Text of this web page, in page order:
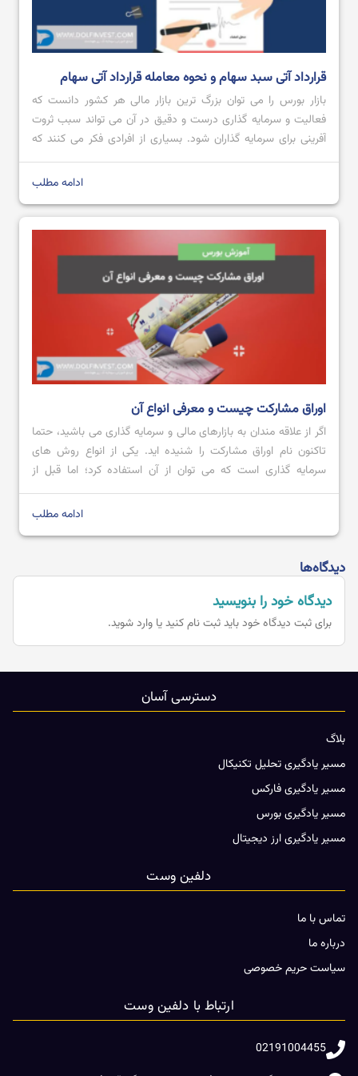
قرارداد آتی سبد سهام و نحوه معامله قرارداد آتی سهام
بازار بورس را می توان بزرگ ترین بازار مالی هر کشور دانست که
فعالیت و سرمایه گذاری درست و دقیق در آن می تواند سبب ثروت
آفرینی برای سرمایه گذاران شود. بسیاری از افرادی فکر می کنند که
صرفا در آموزش بورس می توان به خرید و فروش سهام یا صندوق
ادامه مطلب
اوراق مشارکت چیست و معرفی انواع آن
اگر از علاقه مندان به بازارهای مالی و سرمایه گذاری می باشید، حتما
تاکنون نام اوراق مشارکت را شنیده اید. یکی از انواع روش های
سرمایه گذاری است که می توان از آن استفاده کرد؛ اما قبل از
استفاده بهتر است که اطلاعی را درمورد آن کسب کرد. به عنوان مثال،
ادامه مطلب
دیدگاه‌ها
دیدگاه خود را بنویسید
برای ثبت دیدگاه خود بایدثبت نام کنید یا وارد شوید.
دسترسی آسان
بلاگ
مسیر یادگیری تحلیل تکنیکال
مسیر یادگیری فارکس
مسیر یادگیری بورس
مسیر یادگیری ارز دیجیتال
دلفین وست
تماس با ما
درباره ما
سیاست حریم خصوصی
ارتباط با دلفین وست
02191004455